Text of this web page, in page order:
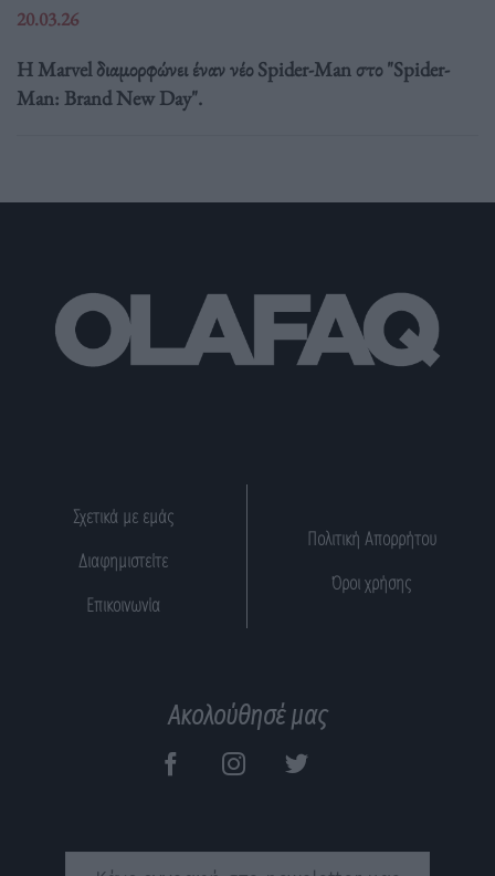
20.03.26
Η Marvel διαμορφώνει έναν νέο Spider-Man στο "Spider-
Man: Brand New Day".
Σχετικά με εμάς
Διαφημιστείτε
Επικοινωνία
Πολιτική Απορρήτου
Όροι χρήσης
Ακολούθησέ μας